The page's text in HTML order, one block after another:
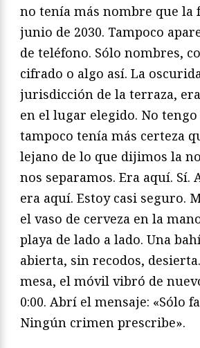
no tenía más nombre que la
junio de 2030. Tampoco
de teléfono. Sólo nombres,
cifrado o algo así. La
jurisdicción de la terraza,
en el lugar elegido. No
tampoco tenía más certeza
lejano de lo que dijimos la
nos separamos. Era aquí. Sí.
era aquí. Estoy casi seguro.
el vaso de cerveza en la
playa de lado a lado. Una
abierta, sin recodos,
mesa, el móvil vibró de
0:00. Abrí el mensaje: «Sólo
Ningún crimen prescribe».